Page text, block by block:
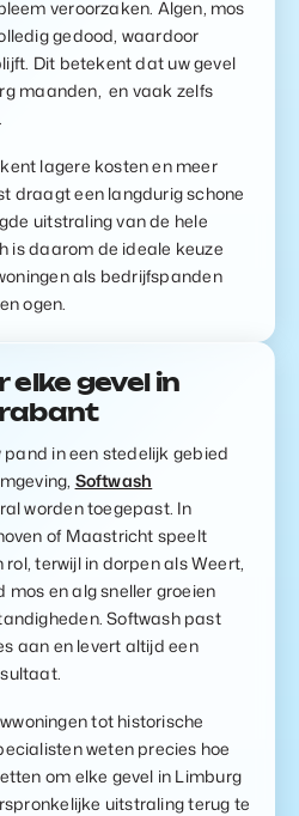
veroorzaken. Algen, mos
gedood, waardoor
Dit betekent dat uw gevel
maanden, en vaak zelfs
lagere kosten en meer
draagt een langdurig schone
uitstraling van de hele
is daarom de ideale keuze
als bedrijfspanden
ogen.
gevel in
in een stedelijk gebied
Softwash
worden toegepast. In
of Maastricht speelt
terwijl in dorpen als Weert,
mos en alg sneller groeien
Softwash past
aan en levert altijd een
tot historische
weten precies hoe
om elke gevel in Limburg
uitstraling terug te